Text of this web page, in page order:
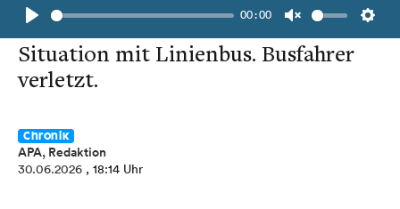
Play
00:00
Unmute
Landeck und Innsbruck. Heikle
Situation mit Linienbus. Busfahrer
verletzt.
Chronik
APA, Redaktion
30.06.2026 , 18:14 Uhr